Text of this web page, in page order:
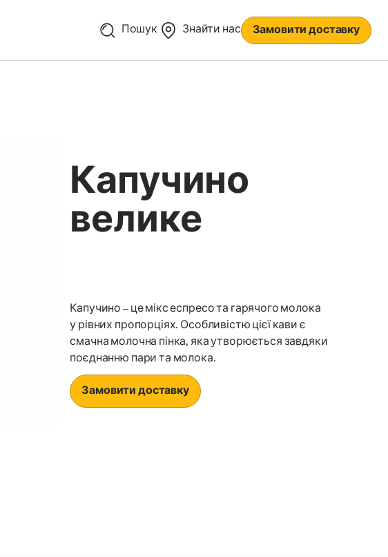
Пошук Знайти нас Замовити доставку
Капучино
велике
Капучино – це мікс еспресо та гарячого молока
у рівних пропорціях. Особливістю цієї кави є
смачна молочна пінка, яка утворюється завдяки
поєднанню пари та молока.
Замовити доставку